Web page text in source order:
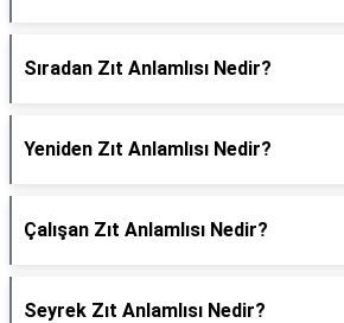
Sıradan Zıt Anlamlısı Nedir?
Yeniden Zıt Anlamlısı Nedir?
Çalışan Zıt Anlamlısı Nedir?
Seyrek Zıt Anlamlısı Nedir?